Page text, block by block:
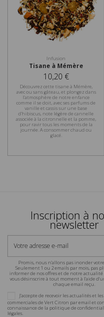
Infusion
Tisane à Mémère
10,20 €
Découvrez cette tisane à Mémère,
avec ou sans gâteau, et plongez dans
l’atmosphère de notre enfance
comme il se doit, avec ses parfums de
vanille et cassis sur une base
d’hibiscus, note légère de cannelle
associée à la citronnelle et la pomme,
pour ravir tous les moments de la
journée. A consommer chaud ou
glacé.
Inscription à
newsletter
Promis, nous n'allons pas inonder
Seulement 1 ou 2 emails par mois, pas
informer de nos offres et de notre actualité
vous désinscrire à tout moment à l'aide
chaque email reçu.
J'accepte de recevoir les actualités et
commerciales de Vert Citron par email et
connaissance de la politique de
légales.